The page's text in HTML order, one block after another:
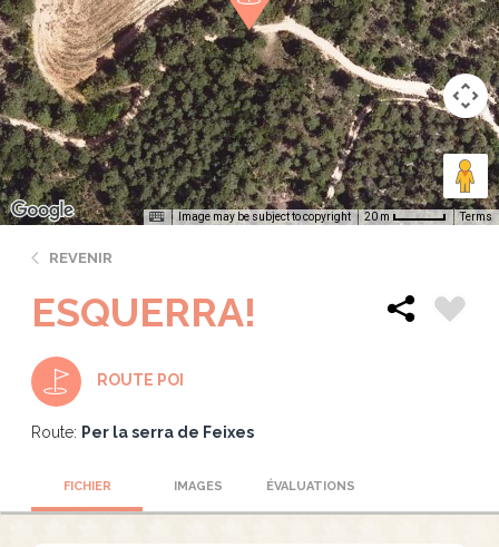
Image may be subject to copyright 20 m Terms
REVENIR
ESQUERRA!
ROUTE POI
Route: Per la serra de Feixes
FICHIER IMAGES ÉVALUATIONS